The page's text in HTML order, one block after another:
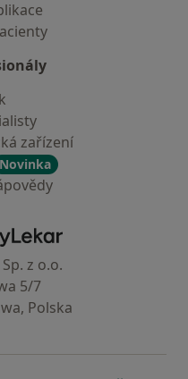
zařízení
Novinka
- Hlavní stránka
z o.o.
5/7
Polska